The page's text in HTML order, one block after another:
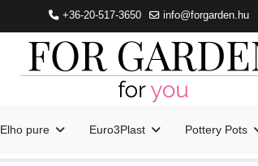
+36-20-517-3650 info@forgarden.hu
Elho pure Euro3Plast Pottery Pots